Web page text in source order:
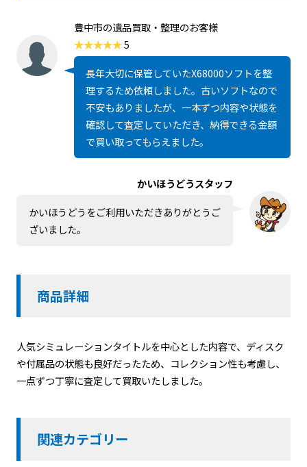
豊中市の遺品買取・整理のお客様
5
長年大切に保管していたX68000ソフトを整
理するため依頼しました。古いソフトなので
不安もありましたが、一本ずつ内容や状態を
確認して査定していただき、納得できる金額
で買い取ってもらえました。
かいほうどうスタッフ
かいほうどうをご利用いただきありがとうご
ざいました。
商品詳細
人気シミュレーションタイトルを中心とした内容で、ディスク
や付属品の状態も良好だったため、コレクション性も考慮し、
一点ずつ丁寧に査定して買取いたしました。
関連カテゴリー